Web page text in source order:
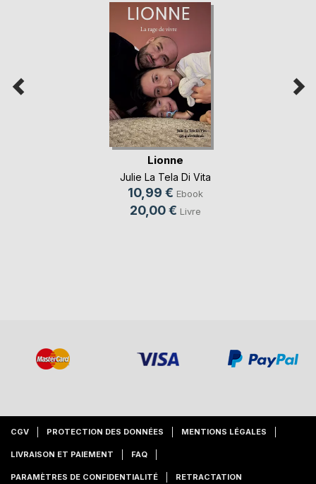
Lionne
Julie La Tela Di Vita
10,99 € Ebook
20,00 € Livre
CGV PROTECTION DES DONNÉES MENTIONS LÉGALES
LIVRAISON ET PAIEMENT FAQ
PARAMÈTRES DE CONFIDENTIALITÉ RETRACTATION